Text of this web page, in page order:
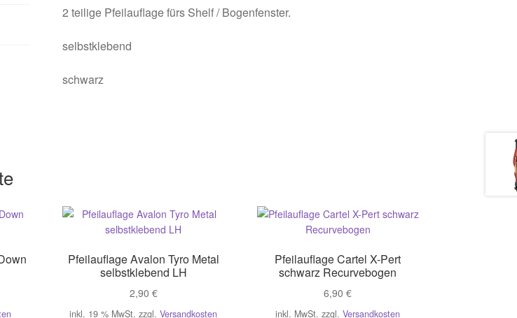
2 teilige Pfeilauflage fürs Shelf / Bogenfenster.
selbstklebend
schwarz
Pfeilauflage Avalon Tyro Metal
selbstklebend LH
2,90 €
inkl. 19 % MwSt. zzgl.Versandkosten
Pfeilauflage Cartel X-Pert
schwarz Recurvebogen
6,90€
inkl. MwSt. zzgl.Versandkosten